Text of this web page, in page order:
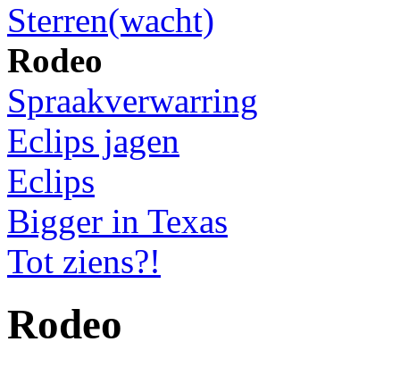
Sterren(wacht)
Rodeo
Spraakverwarring
Eclips jagen
Eclips
Bigger in Texas
Tot ziens?!
Rodeo